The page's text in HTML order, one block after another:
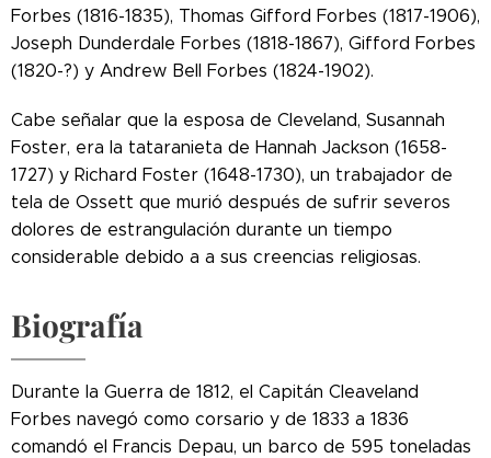
Forbes (1816-1835), Thomas Gifford Forbes (1817-1906),
Joseph Dunderdale Forbes (1818-1867), Gifford Forbes
(1820-?) y Andrew Bell Forbes (1824-1902).
Cabe señalar que la esposa de Cleveland, Susannah
Foster, era la tataranieta de Hannah Jackson (1658-
1727) y Richard Foster (1648-1730), un trabajador de
tela de Ossett que murió después de sufrir severos
dolores de estrangulación durante un tiempo
considerable debido a a sus creencias religiosas.
Biografía
Durante la Guerra de 1812, el Capitán Cleaveland
Forbes navegó como corsario y de 1833 a 1836
comandó el Francis Depau, un barco de 595 toneladas